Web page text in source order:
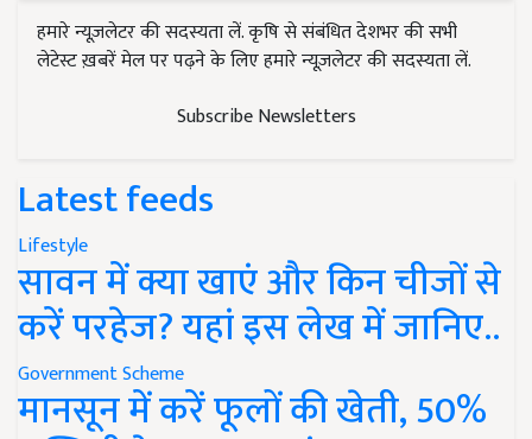
हमारे न्यूज़लेटर की सदस्यता लें. कृषि से संबंधित देशभर की सभी
लेटेस्ट ख़बरें मेल पर पढ़ने के लिए हमारे न्यूज़लेटर की सदस्यता लें.
Subscribe Newsletters
Latest feeds
Lifestyle
सावन में क्या खाएं और किन चीजों से
करें परहेज? यहां इस लेख में जानिए..
Government Scheme
मानसून में करें फूलों की खेती, 50%